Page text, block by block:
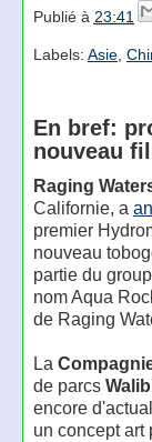
Publié à 23:41
Labels: Asie,
En bref:
nouveau
Raging
Californie, a
premier
nouveau
partie du
nom Aqua
de Raging
La
de parcs
encore
un concept art